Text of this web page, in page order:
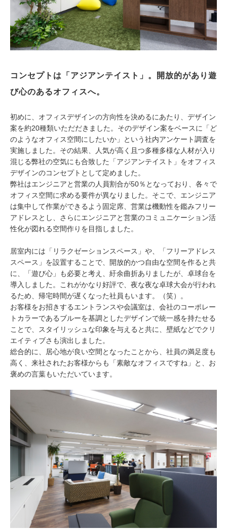
コンセプトは「アジアンテイスト」。開放的があり遊
び心のあるオフィスへ。
初めに、オフィスデザインの方向性を決めるにあたり、デザイン
案を約20種類いただだきました。そのデザイン案をベースに「ど
のようなオフィス空間にしたいか」という社内アンケート調査を
実施しました。その結果、人気が高く且つ多種多様な人材が入り
混じる弊社の空気にも合致した「アジアンテイスト」をオフィス
デザインのコンセプトとして定めました。
弊社はエンジニアと営業の人員割合が50％となっており、各々で
オフィス空間に求める要件が異なりました。そこで、エンジニア
は集中して作業ができるよう固定席、営業は機動性を鑑みフリー
アドレスとし、さらにエンジニアと営業のコミュニケーション活
性化が図れる空間作りを目指しました。
居室内には「リラクゼーションスペース」や、「フリーアドレス
スペース」を設置することで、開放的かつ自由な空間を作ると共
に、「遊び心」も必要と考え、紆余曲折ありましたが、卓球台を
導入しました。これがかなり好評で、夜な夜な卓球大会が行われ
るため、帰宅時間が遅くなった社員もいます。（笑）。
お客様をお招きするエントランスや会議室は、会社のコーポレー
トカラーであるブルーを基調としたデザインで統一感を持たせる
ことで、スタイリッシュな印象を与えると共に、壁紙などでクリ
エイティブさも演出しました。
総合的に、居心地が良い空間となったことから、社員の満足度も
高く、来社されたお客様からも「素敵なオフィスですね」と、お
褒めの言葉もいただいています。